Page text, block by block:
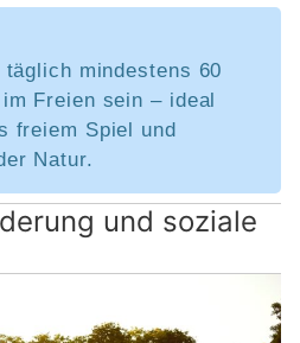
täglich mindestens 60
Freien sein – ideal
freiem Spiel und
Natur.
und soziale